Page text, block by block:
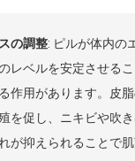
の調整: ピルが体内の
レベルを安定させる
作用があります。皮
を促し、ニキビや吹
が抑えられることで